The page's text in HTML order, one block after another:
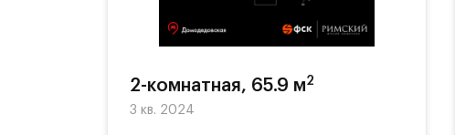
2-комнатная, 65.9 м2
3 кв. 2024